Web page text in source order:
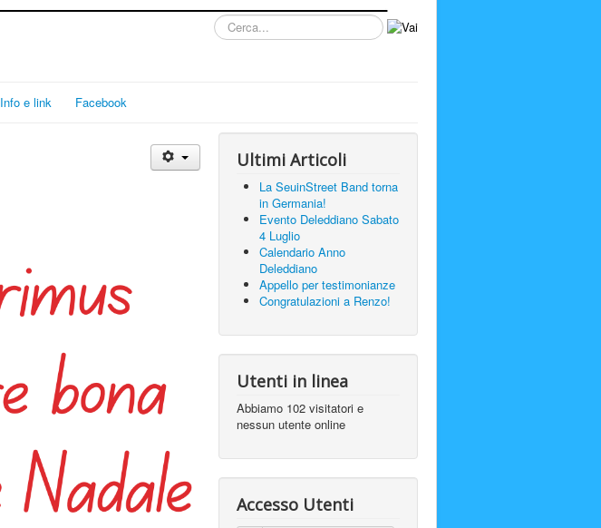
Cerca...
Info e link Facebook
Ultimi Articoli
La SeuinStreet Band torna
in Germania!
Evento Deleddiano Sabato
4 Luglio
Calendario Anno
Deleddiano
Appello per testimonianze
Congratulazioni a Renzo!
Utenti in linea
Abbiamo 102 visitatori e
nessun utente online
Accesso Utenti